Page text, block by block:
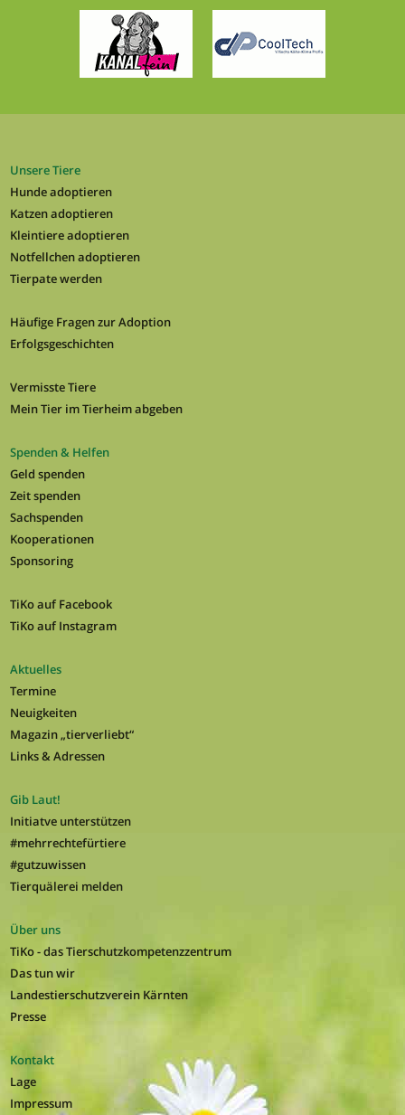
Unsere Tiere
Hunde adoptieren
Katzen adoptieren
Kleintiere adoptieren
Notfellchen adoptieren
Tierpate werden
Häufige Fragen zur Adoption
Erfolgsgeschichten
Vermisste Tiere
Mein Tier im Tierheim abgeben
Spenden & Helfen
Geld spenden
Zeit spenden
Sachspenden
Kooperationen
Sponsoring
TiKo auf Facebook
TiKo auf Instagram
Aktuelles
Termine
Neuigkeiten
Magazin „tierverliebt“
Links & Adressen
Gib Laut!
Initiatve unterstützen
#mehrrechtefürtiere
#gutzuwissen
Tierquälerei melden
Über uns
TiKo - das Tierschutzkompetenzzentrum
Das tun wir
Landestierschutzverein Kärnten
Presse
Kontakt
Lage
Impressum